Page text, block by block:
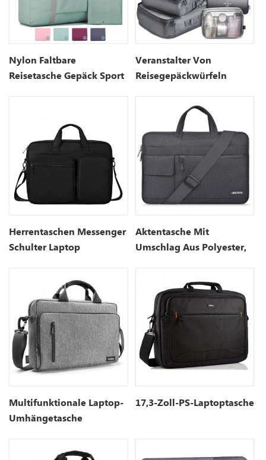
Nylon Faltbare
Reisetasche Gepäck Sport
Veranstalter Von
Reisegepäckwürfeln
Herrentaschen Messenger
Schulter Laptop
Aktentasche Mit
Umschlag Aus Polyester,
Multifunktionale Laptop-
Umhängetasche
17,3-Zoll-PS-Laptoptasche